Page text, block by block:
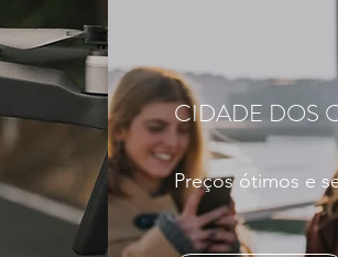
CIDADE DOS
Preços ótimos e